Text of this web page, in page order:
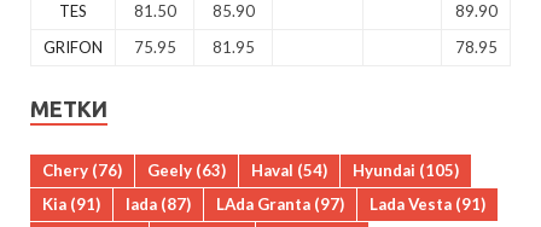
TES
81.50 85.90
89.90
GRIFON
75.95 81.95 78.95
МЕТКИ
Chery (76) Geely (63) Haval (54) Hyundai (105)
Kia (91) lada (87) LAda Granta (97) Lada Vesta (91)